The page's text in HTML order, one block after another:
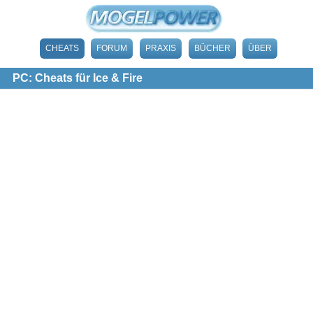
CHEATS FORUM PRAXIS BÜCHER ÜBER
PC: Cheats für Ice & Fire